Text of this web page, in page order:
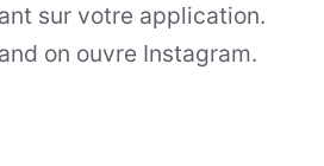
sur votre application.
on ouvre Instagram.